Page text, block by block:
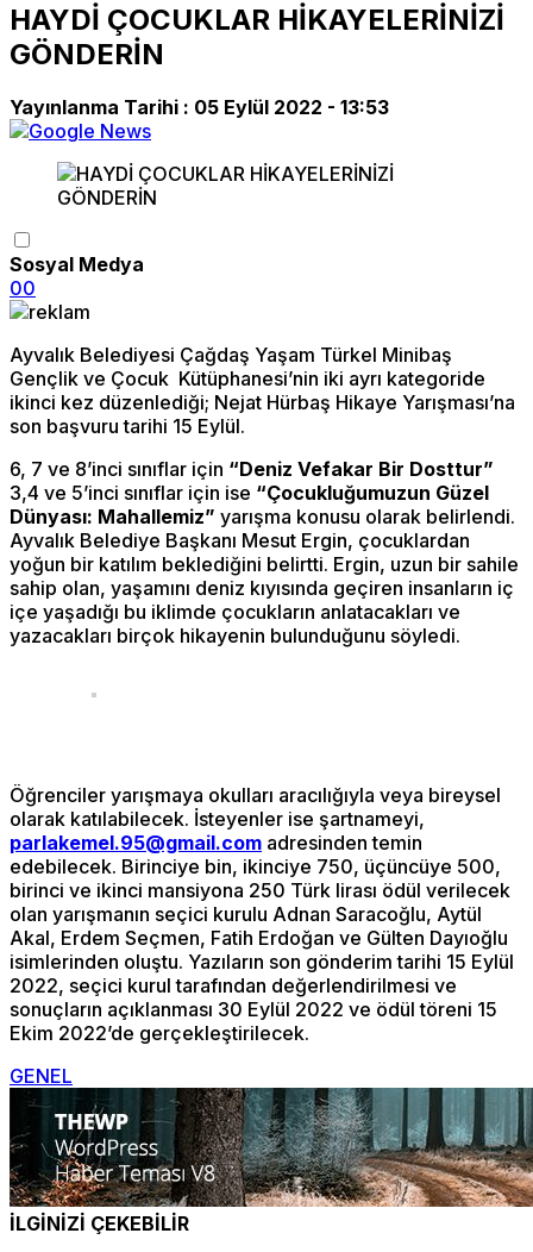
HAYDİ ÇOCUKLAR HİKAYELERİNİZİ
GÖNDERİN
Yayınlanma Tarihi : 05 Eylül 2022 - 13:53
Sosyal Medya
00
Ayvalık Belediyesi Çağdaş Yaşam Türkel Minibaş
Gençlik ve Çocuk Kütüphanesi’nin iki ayrı kategoride
ikinci kez düzenlediği; Nejat Hürbaş Hikaye Yarışması’na
son başvuru tarihi 15 Eylül.
6, 7 ve 8’inci sınıflar için “Deniz Vefakar Bir Dosttur”
3,4 ve 5’inci sınıflar için ise “Çocukluğumuzun Güzel
Dünyası: Mahallemiz” yarışma konusu olarak belirlendi.
Ayvalık Belediye Başkanı Mesut Ergin, çocuklardan
yoğun bir katılım beklediğini belirtti. Ergin, uzun bir sahile
sahip olan, yaşamını deniz kıyısında geçiren insanların iç
içe yaşadığı bu iklimde çocukların anlatacakları ve
yazacakları birçok hikayenin bulunduğunu söyledi.
Öğrenciler yarışmaya okulları aracılığıyla veya bireysel
olarak katılabilecek. İsteyenler ise şartnameyi,
parlakemel.95@gmail.com adresinden temin
edebilecek. Birinciye bin, ikinciye 750, üçüncüye 500,
birinci ve ikinci mansiyona 250 Türk lirası ödül verilecek
olan yarışmanın seçici kurulu Adnan Saracoğlu, Aytül
Akal, Erdem Seçmen, Fatih Erdoğan ve Gülten Dayıoğlu
isimlerinden oluştu. Yazıların son gönderim tarihi 15 Eylül
2022, seçici kurul tarafından değerlendirilmesi ve
sonuçların açıklanması 30 Eylül 2022 ve ödül töreni 15
Ekim 2022’de gerçekleştirilecek.
GENEL
İLGİNİZİ ÇEKEBİLİR